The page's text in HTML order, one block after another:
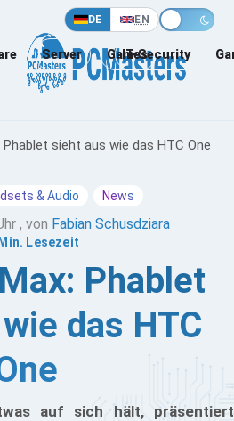
DE EN
Server Games
IT-Security
Phablet sieht aus wie das HTC One
& Audio News
, von Fabian Schusdziara
Lesezeit
Phablet
das HTC
auf sich hält, präsentiert